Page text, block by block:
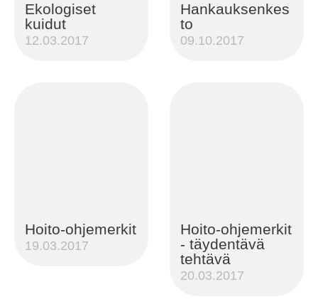
Ekologiset
kuidut
12.03.2017
Hankauksenkes
to
09.10.2017
Hoito-ohjemerkit
19.03.2017
Hoito-ohjemerkit
- täydentävä
tehtävä
20.03.2017